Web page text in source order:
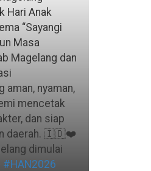
Hari Anak
“Sayangi
Masa
Magelang dan
aman, nyaman,
mencetak
dan siap
daerah. 🇮🇩❤️
dimulai
#HAN2026